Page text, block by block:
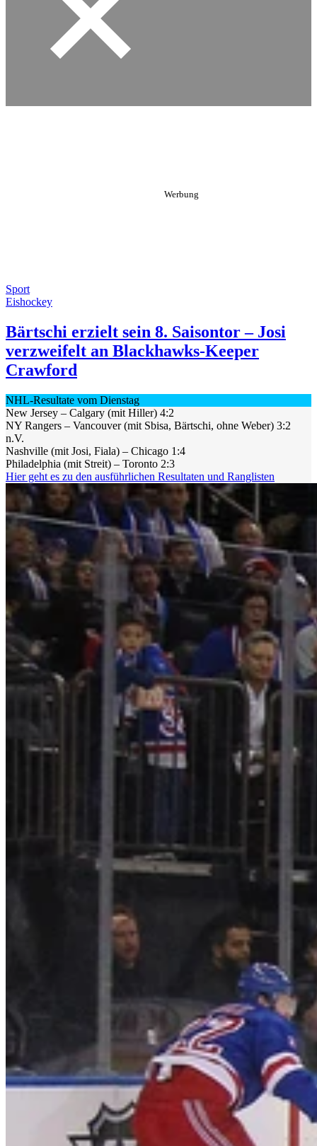
Sport
Eishockey
Bärtschi erzielt sein 8. Saisontor – Josi
verzweifelt an Blackhawks-Keeper
Crawford
NHL-Resultate vom Dienstag
New Jersey – Calgary (mit Hiller) 4:2
NY Rangers – Vancouver ​(mit Sbisa, Bärtschi, ohne Weber) 3:2
n.V.
Nashville (mit Josi, Fiala) – Chicago 1:4
​Philadelphia (mit Streit) – Toronto 2:3
Hier geht es zu den ausführlichen Resultaten und Ranglisten